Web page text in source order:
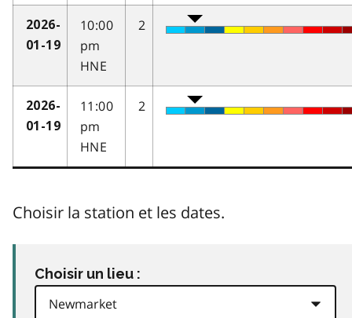
2026-
01-19
10:00
pm
HNE
2
2026-
01-19
11:00
pm
HNE
2
Choisir la station et les dates.
Choisir un lieu :